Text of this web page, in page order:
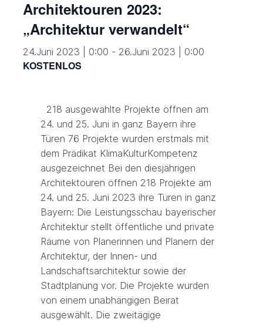
Architektouren 2023:
„Architektur verwandelt“
24.Juni 2023 | 0:00 - 26.Juni 2023 | 0:00
KOSTENLOS
218 ausgewählte Projekte öffnen am
24. und 25. Juni in ganz Bayern ihre
Türen 76 Projekte wurden erstmals mit
dem Prädikat KlimaKulturKompetenz
ausgezeichnet Bei den diesjährigen
Architektouren öffnen 218 Projekte am
24. und 25. Juni 2023 ihre Türen in ganz
Bayern: Die Leistungsschau bayerischer
Architektur stellt öffentliche und private
Räume von Planerinnen und Planern der
Architektur, der Innen- und
Landschaftsarchitektur sowie der
Stadtplanung vor. Die Projekte wurden
von einem unabhängigen Beirat
ausgewählt. Die zweitägige